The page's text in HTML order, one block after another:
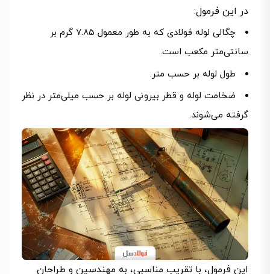
در این فرمول:
چگالی لوله فولادی که به طور معمول 7.85 گرم بر
سانتی‌متر مکعب است.
طول لوله بر حسب متر.
ضخامت لوله و قطر بیرونی لوله بر حسب میلی‌متر در نظر
گرفته می‌شوند.
این فرمول، با تقریب مناسبی، به مهندسین و طراحان